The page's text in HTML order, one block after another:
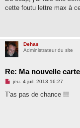
cette foutu lettre max à
Dehas
Administrateur du site
Re: Ma nouvelle
M
s
jeu. 4 juil. 2013 16:27
T'as pas de chance !!!